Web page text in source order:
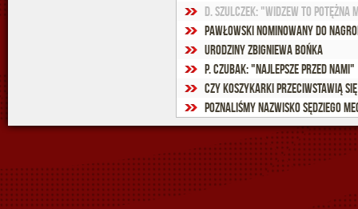
D. Szulczek: "Widzew to potężna
Pawłowski nominowany do
Urodziny Zbigniewa Bońka
P. Czubak: "Najlepsze przed nami"
Czy koszykarki przeciwstawią
Poznaliśmy nazwisko sędziego